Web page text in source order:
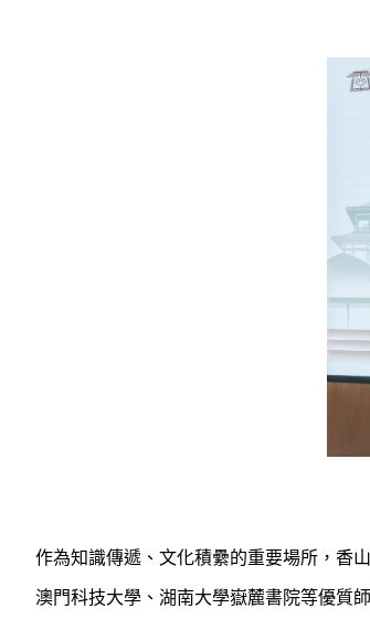
作為知識傳遞、文化積纍的重要場所，香
澳門科技大學、湖南大學嶽麓書院等優質